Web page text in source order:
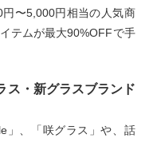
〜5,000円相当の人気商
テムが最大90%OFFで手
ス・新グラスブランド
」、「咲グラス」や、話